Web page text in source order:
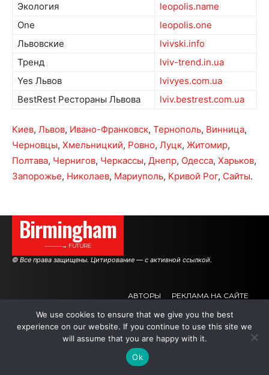
Экология
leopolis.name
One
leopolis.one
Львовские
lvivski.info
Тренд
lviv-trend.in.ua
Yes Львов
lvivyes.com.ua
BestRest Рестораны Львова
lviv.bestrest.com.ua
Киев, Львов, Ивано-Франковск, Тернополь, Винница,
Черновцы, Хмельницкий, Ровно, Луцк, Житомир,
Полтава, Чернигов, Черкассы, Днепр, Одесса, Харьков,
Запорожье, Николаев, Мариуполь, Кривой Рог, Сайты.
Birmingham
———→ FUTURE
© Все права защищены. Цитирование — с активной ссылкой.
АВТОРЫ РЕКЛАМА НА САЙТЕ
We use cookies to ensure that we give you the best
experience on our website. If you continue to use this site we
will assume that you are happy with it.
Ok